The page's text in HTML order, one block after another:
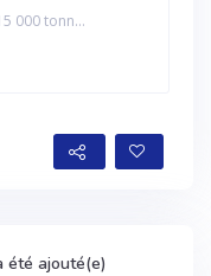
000 tonn...
été ajouté(e)